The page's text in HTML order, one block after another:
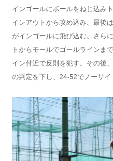
インゴールにボールをねじ込み
インアウトから攻め込み、最後
がインゴールに飛び込む。さら
トからモールでゴールラインま
イン付近で反則を犯す。その後
の判定を下し、24-52でノーサイ